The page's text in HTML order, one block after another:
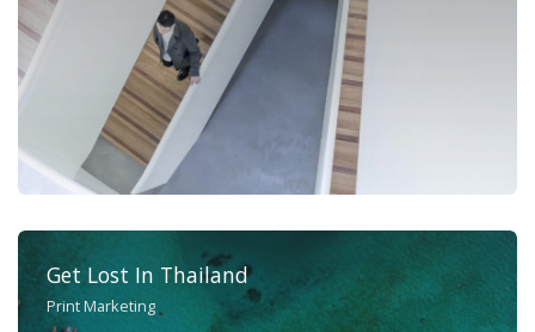
Get Lost In Thailand
Print Marketing